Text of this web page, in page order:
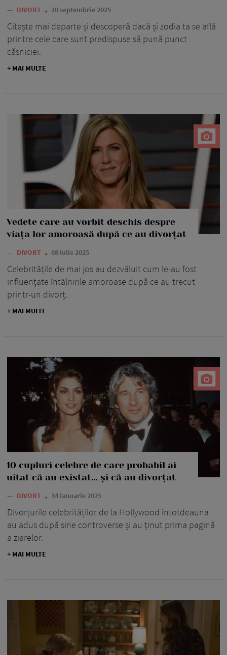
— DIVORT 20 septembrie 2025
Citește mai departe și descoperă dacă și zodia ta se află
printre cele care sunt predispuse să pună punct
căsniciei.
+ MAI MULTE
Vedete care au vorbit deschis despre
viața lor amoroasă după ce au divorțat
— DIVORT 08 iulie 2025
Celebritățile de mai jos au dezvăluit cum le-au fost
influențate întâlnirile amoroase după ce au trecut
printr-un divorț.
+ MAI MULTE
10 cupluri celebre de care probabil ai
uitat că au existat… și că au divorțat
— DIVORT 14 ianuarie 2025
Divorțurile celebrităților de la Hollywood întotdeauna
au adus după sine controverse și au ținut prima pagină
a ziarelor.
+ MAI MULTE